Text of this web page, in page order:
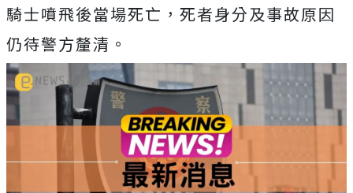
騎士噴飛後當場死亡，死者身分及事故原因
仍待警方釐清。